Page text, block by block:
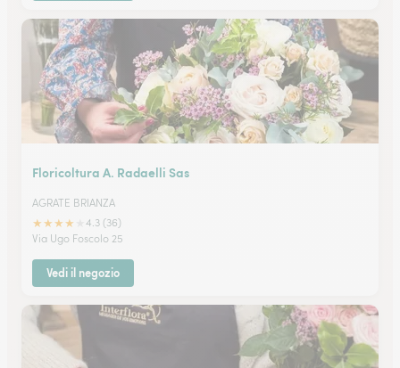
Floricoltura A. Radaelli Sas
AGRATE BRIANZA
★★★★
4.3 (36)
Via Ugo Foscolo 25
Vedi il negozio